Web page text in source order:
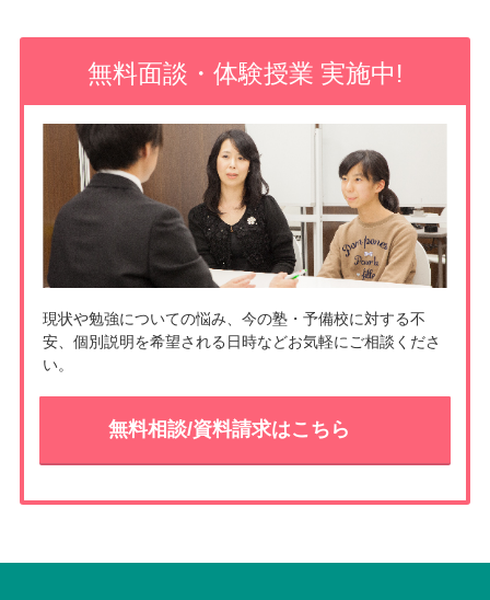
o
k
e
t
無料面談・体験授業 実施中!
現状や勉強についての悩み、今の塾・予備校に対する不
安、個別説明を希望される日時などお気軽にご相談くださ
い。
無料相談/資料請求はこちら